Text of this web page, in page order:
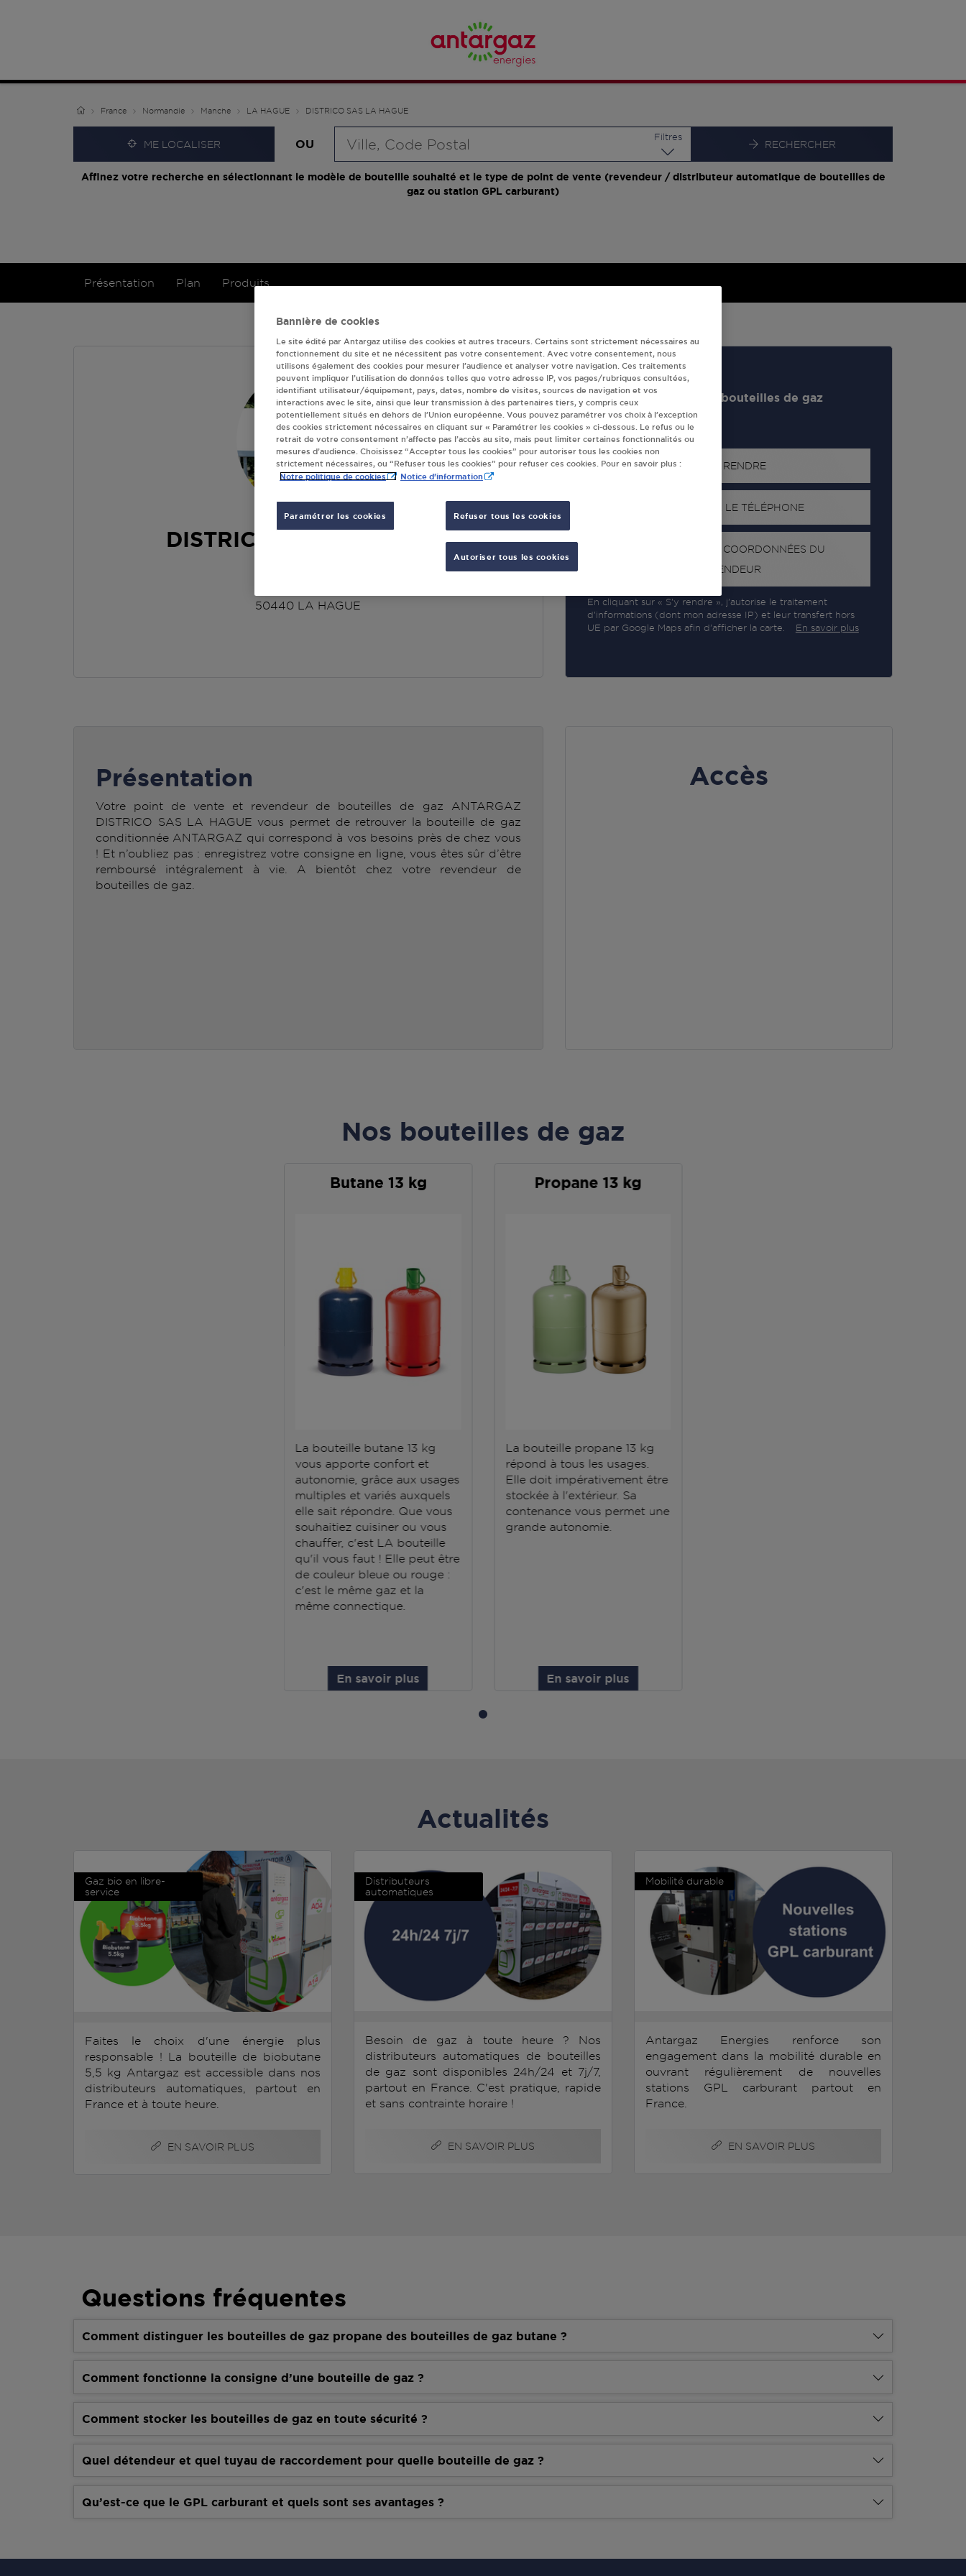
France Normandie Manche LA HAGUE DISTRICO SAS LA HAGUE
ME LOCALISER OU
Filtres
RECHERCHER
Affinez votre recherche en sélectionnant le modèle de bouteille souhaité et le type de point de vente (revendeur / distributeur automatique de bouteilles de
gaz ou station GPL carburant)
Présentation Plan Produits
DISTRICO SAS LA HAGUE
50440 LA HAGUE
Revendeur de bouteilles de gaz
S'Y RENDRE
AFFICHER LE TÉLÉPHONE
RECEVOIR LES COORDONNÉES DU
REVENDEUR
En cliquant sur « S’y rendre », j’autorise le traitement
d’informations (dont mon adresse IP) et leur transfert hors
UE par Google Maps afin d’afficher la carte.
En savoir plus
Accès
Présentation
Votre point de vente et revendeur de bouteilles de gaz ANTARGAZ
DISTRICO SAS LA HAGUE vous permet de retrouver la bouteille de gaz
conditionnée ANTARGAZ qui correspond à vos besoins près de chez vous
! Et n’oubliez pas : enregistrez votre consigne en ligne, vous êtes sûr d’être
remboursé intégralement à vie. A bientôt chez votre revendeur de
bouteilles de gaz.
Nos bouteilles de gaz
Butane 13 kg
La bouteille butane 13 kg
vous apporte confort et
autonomie, grâce aux usages
multiples et variés auxquels
elle sait répondre. Que vous
souhaitiez cuisiner ou vous
chauffer, c'est LA bouteille
qu'il vous faut ! Elle peut être
de couleur bleue ou rouge :
c'est le même gaz et la
même connectique.
En savoir plus
Propane 13 kg
La bouteille propane 13 kg
répond à tous les usages.
Elle doit impérativement être
stockée à l'extérieur. Sa
contenance vous permet une
grande autonomie.
En savoir plus
Actualités
Gaz bio en libre-
service
Faites le choix d'une énergie plus
responsable ! La bouteille de biobutane
5,5 kg Antargaz est accessible dans nos
distributeurs automatiques, partout en
France et à toute heure.
EN SAVOIR PLUS
Distributeurs
automatiques
Besoin de gaz à toute heure ? Nos
distributeurs automatiques de bouteilles
de gaz sont disponibles 24h/24 et 7j/7,
partout en France. C'est pratique, rapide
et sans contrainte horaire !
EN SAVOIR PLUS
Mobilité durable
Antargaz Energies renforce son
engagement dans la mobilité durable en
ouvrant régulièrement de nouvelles
stations GPL carburant partout en
France.
EN SAVOIR PLUS
Questions fréquentes
Comment distinguer les bouteilles de gaz propane des bouteilles de gaz butane ?
Comment fonctionne la consigne d’une bouteille de gaz ?
Comment stocker les bouteilles de gaz en toute sécurité ?
Quel détendeur et quel tuyau de raccordement pour quelle bouteille de gaz ?
Qu’est-ce que le GPL carburant et quels sont ses avantages ?
Bannière de cookies
Le site édité par Antargaz utilise des cookies et autres traceurs. Certains sont strictement nécessaires au
fonctionnement du site et ne nécessitent pas votre consentement. Avec votre consentement, nous
utilisons également des cookies pour mesurer l’audience et analyser votre navigation. Ces traitements
peuvent impliquer l’utilisation de données telles que votre adresse IP, vos pages/rubriques consultées,
identifiant utilisateur/équipement, pays, dates, nombre de visites, sources de navigation et vos
interactions avec le site, ainsi que leur transmission à des partenaires tiers, y compris ceux
potentiellement situés en dehors de l’Union européenne. Vous pouvez paramétrer vos choix à l’exception
des cookies strictement nécessaires en cliquant sur « Paramétrer les cookies » ci-dessous. Le refus ou le
retrait de votre consentement n’affecte pas l’accès au site, mais peut limiter certaines fonctionnalités ou
mesures d’audience. Choisissez “Accepter tous les cookies” pour autoriser tous les cookies non
strictement nécessaires, ou “Refuser tous les cookies” pour refuser ces cookies. Pour en savoir plus :
Notre politique de cookies Notice d'information
Paramétrer les cookies Refuser tous les cookies
Autoriser tous les cookies